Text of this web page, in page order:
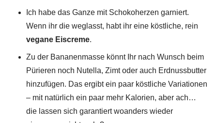
Ich habe das Ganze mit Schokoherzen garniert.
Wenn ihr die weglasst, habt ihr eine köstliche, rein
vegane Eiscreme.
Zu der Bananenmasse könnt Ihr nach Wunsch beim
Pürieren noch Nutella, Zimt oder auch Erdnussbutter
hinzufügen. Das ergibt ein paar köstliche Variationen
– mit natürlich ein paar mehr Kalorien, aber ach…
die lassen sich garantiert woanders wieder